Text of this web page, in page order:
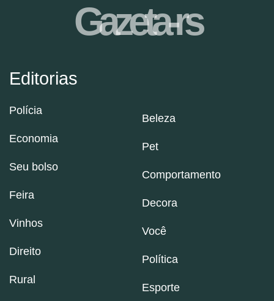
Editorias
Polícia
Economia
Seu bolso
Feira
Vinhos
Direito
Rural
Beleza
Pet
Comportamento
Decora
Você
Política
Esporte
Gazeta-rs